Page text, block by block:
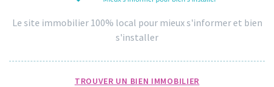
Le site immobilier 100% local pour mieux s'informer et bien
s'installer
TROUVER UN BIEN IMMOBILIER